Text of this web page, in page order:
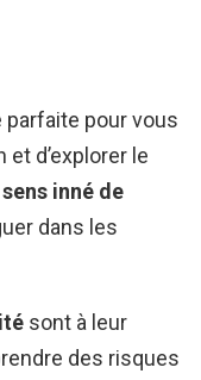
parfaite pour vous
d’explorer le
sens inné de
dans les
sont à leur
des risques